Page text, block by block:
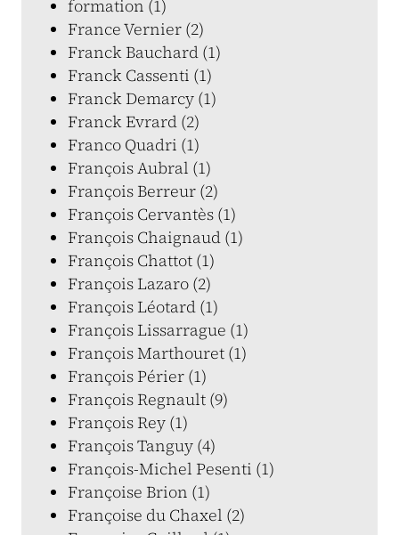
formation (1)
France Vernier (2)
Franck Bauchard (1)
Franck Cassenti (1)
Franck Demarcy (1)
Franck Evrard (2)
Franco Quadri (1)
François Aubral (1)
François Berreur (2)
François Cervantès (1)
François Chaignaud (1)
François Chattot (1)
François Lazaro (2)
François Léotard (1)
François Lissarrague (1)
François Marthouret (1)
François Périer (1)
François Regnault (9)
François Rey (1)
François Tanguy (4)
François-Michel Pesenti (1)
Françoise Brion (1)
Françoise du Chaxel (2)